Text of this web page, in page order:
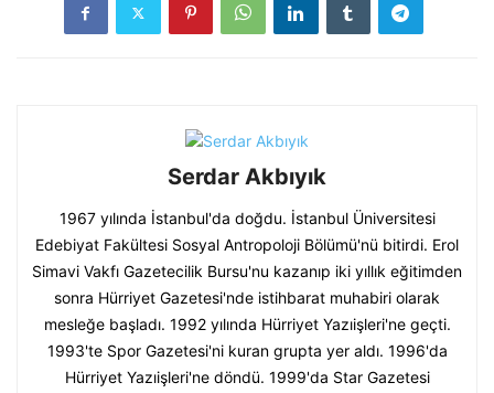
Serdar Akbıyık
1967 yılında İstanbul'da doğdu. İstanbul Üniversitesi
Edebiyat Fakültesi Sosyal Antropoloji Bölümü'nü bitirdi. Erol
Simavi Vakfı Gazetecilik Bursu'nu kazanıp iki yıllık eğitimden
sonra Hürriyet Gazetesi'nde istihbarat muhabiri olarak
mesleğe başladı. 1992 yılında Hürriyet Yazıişleri'ne geçti.
1993'te Spor Gazetesi'ni kuran grupta yer aldı. 1996'da
Hürriyet Yazıişleri'ne döndü. 1999'da Star Gazetesi